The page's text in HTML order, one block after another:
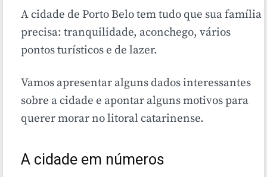
A cidade de Porto Belo tem tudo que sua família
precisa: tranquilidade, aconchego, vários
pontos turísticos e de lazer.
Vamos apresentar alguns dados interessantes
sobre a cidade e apontar alguns motivos para
querer morar no litoral catarinense.
A cidade em números